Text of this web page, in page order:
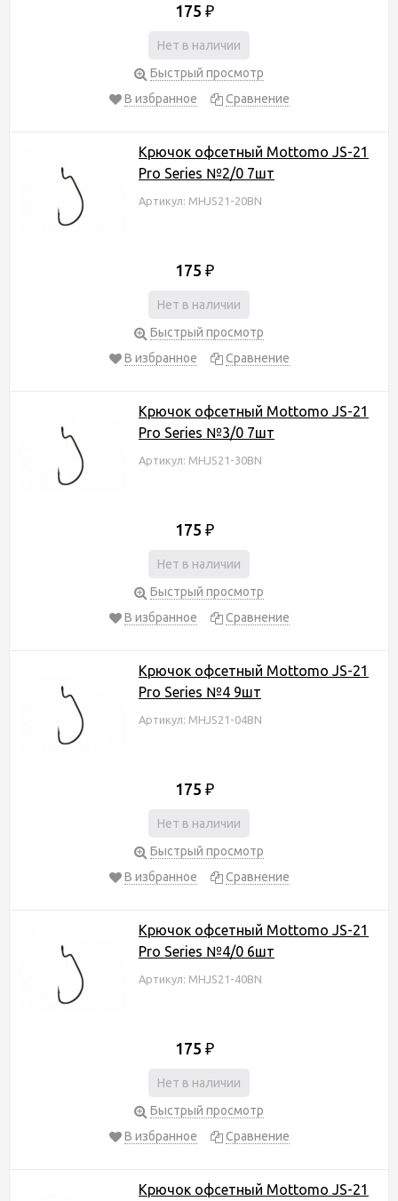
175 ₽
Нет в наличии
Быстрый просмотр
В избранное
Сравнение
Крючок офсетный Mottomo JS-21
Pro Series №2/0 7шт
Артикул: MHJS21-20BN
175 ₽
Нет в наличии
Быстрый просмотр
В избранное
Сравнение
Крючок офсетный Mottomo JS-21
Pro Series №3/0 7шт
Артикул: MHJS21-30BN
175 ₽
Нет в наличии
Быстрый просмотр
В избранное
Сравнение
Крючок офсетный Mottomo JS-21
Pro Series №4 9шт
Артикул: MHJS21-04BN
175 ₽
Нет в наличии
Быстрый просмотр
В избранное
Сравнение
Крючок офсетный Mottomo JS-21
Pro Series №4/0 6шт
Артикул: MHJS21-40BN
175 ₽
Нет в наличии
Быстрый просмотр
В избранное
Сравнение
Крючок офсетный Mottomo JS-21